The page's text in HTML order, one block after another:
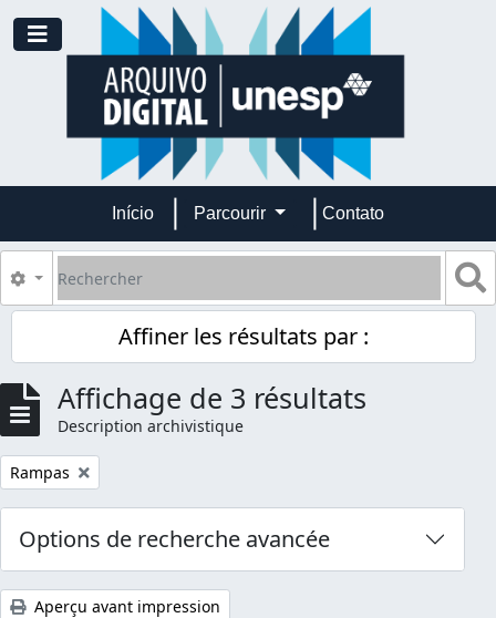
Skip to main content
Toggle navigation
Início Parcourir Contato
Rechercher
Search options
Affiner les résultats par :
Affichage de 3 résultats
Description archivistique
Remove filter:
Rampas
Options de recherche avancée
Aperçu avant impression